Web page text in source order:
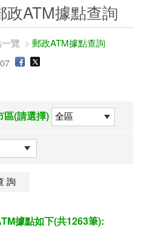
政ATM據點查詢
覽 >郵政ATM據點查詢
區(請選擇)
據點如下(共1263筆):